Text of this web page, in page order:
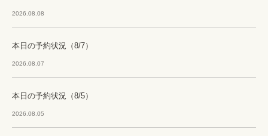
2026.08.08
本日の予約状況（8/7）
2026.08.07
本日の予約状況（8/5）
2026.08.05